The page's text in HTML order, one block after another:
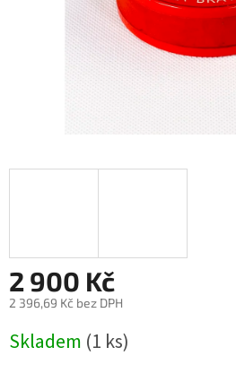
2 900 Kč
2 396,69 Kč bez DPH
cena:
Skladem (1 ks)